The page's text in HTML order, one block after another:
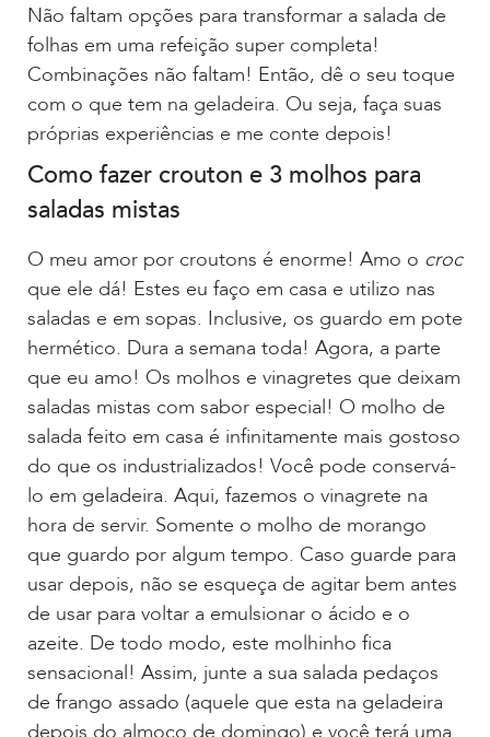
Não faltam opções para transformar a salada de
folhas em uma refeição super completa!
Combinações não faltam! Então, dê o seu toque
com o que tem na geladeira. Ou seja, faça suas
próprias experiências e me conte depois!
Como fazer crouton e 3 molhos para
saladas mistas
O meu amor por croutons é enorme! Amo o croc
que ele dá! Estes eu faço em casa e utilizo nas
saladas e em sopas. Inclusive, os guardo em pote
hermético. Dura a semana toda! Agora, a parte
que eu amo! Os molhos e vinagretes que deixam
saladas mistas com sabor especial! O molho de
salada feito em casa é infinitamente mais gostoso
do que os industrializados! Você pode conservá-
lo em geladeira. Aqui, fazemos o vinagrete na
hora de servir. Somente o molho de morango
que guardo por algum tempo. Caso guarde para
usar depois, não se esqueça de agitar bem antes
de usar para voltar a emulsionar o ácido e o
azeite. De todo modo, este molhinho fica
sensacional! Assim, junte a sua salada pedaços
de frango assado (aquele que esta na geladeira